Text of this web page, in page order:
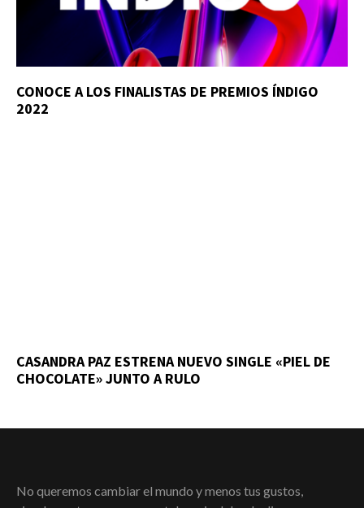
CONOCE A LOS FINALISTAS DE PREMIOS ÍNDIGO
2022
CASANDRA PAZ ESTRENA NUEVO SINGLE «PIEL DE
CHOCOLATE» JUNTO A RULO
No queremos cambiar el mundo y menos tus gustos,